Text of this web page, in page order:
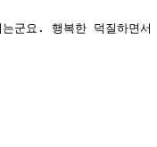
는군요. 행복한 덕질하면